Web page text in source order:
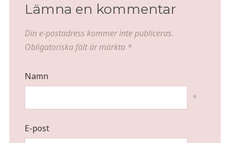
Lämna en kommentar
Din e-postadress kommer inte publiceras.
Obligatoriska fält är märkta *
Namn
*
E-post